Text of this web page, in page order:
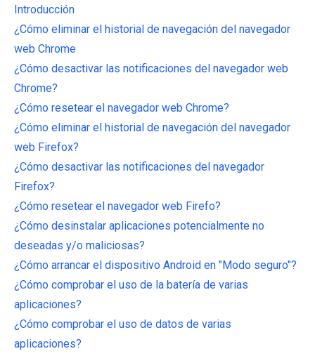
Introducción
¿Cómo eliminar el historial de navegación del navegador
web Chrome
¿Cómo desactivar las notificaciones del navegador web
Chrome?
¿Cómo resetear el navegador web Chrome?
¿Cómo eliminar el historial de navegación del navegador
web Firefox?
¿Cómo desactivar las notificaciones del navegador
Firefox?
¿Cómo resetear el navegador web Firefo?
¿Cómo desinstalar aplicaciones potencialmente no
deseadas y/o maliciosas?
¿Cómo arrancar el dispositivo Android en "Modo seguro"?
¿Cómo comprobar el uso de la batería de varias
aplicaciones?
¿Cómo comprobar el uso de datos de varias
aplicaciones?